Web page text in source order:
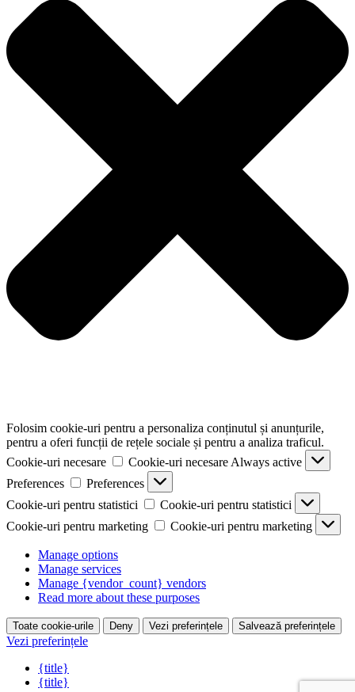
Folosim cookie-uri pentru a personaliza conținutul și anunțurile,
pentru a oferi funcții de rețele sociale și pentru a analiza traficul.
Cookie-uri necesare
Cookie-uri necesare Always active
Preferences
Preferences
Cookie-uri pentru statistici
Cookie-uri pentru statistici
Cookie-uri pentru marketing
Cookie-uri pentru marketing
Manage options
Manage services
Manage {vendor_count} vendors
Read more about these purposes
Toate cookie-urile Deny Vezi preferințele Salvează preferințele
Vezi preferințele
{title}
{title}